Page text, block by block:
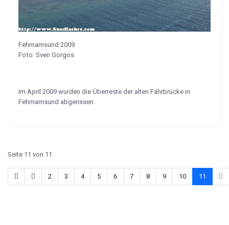
Fehmarnsund 2009
Foto: Sven Gorgos
Im April 2009 wurden die Überreste der alten Fährbrücke in
Fehmarnsund abgerissen.
Seite 11 von 11
2 3 4 5 6 7 8 9 10 11